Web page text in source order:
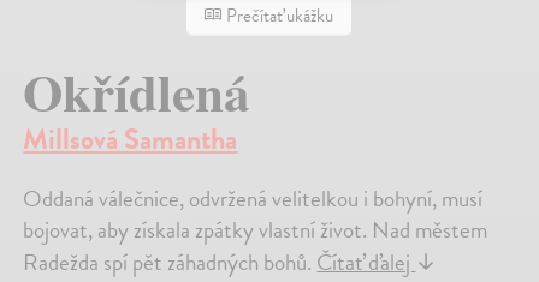
Prečítať ukážku
Okřídlená
Millsová Samantha
Oddaná válečnice, odvržená velitelkou i bohyní, musí
bojovat, aby získala zpátky vlastní život. Nad městem
Radežda spí pět záhadných bohů.Čítať ďalej↓